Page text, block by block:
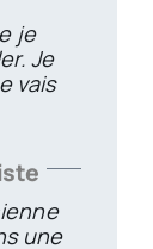
je
Je
vais
une